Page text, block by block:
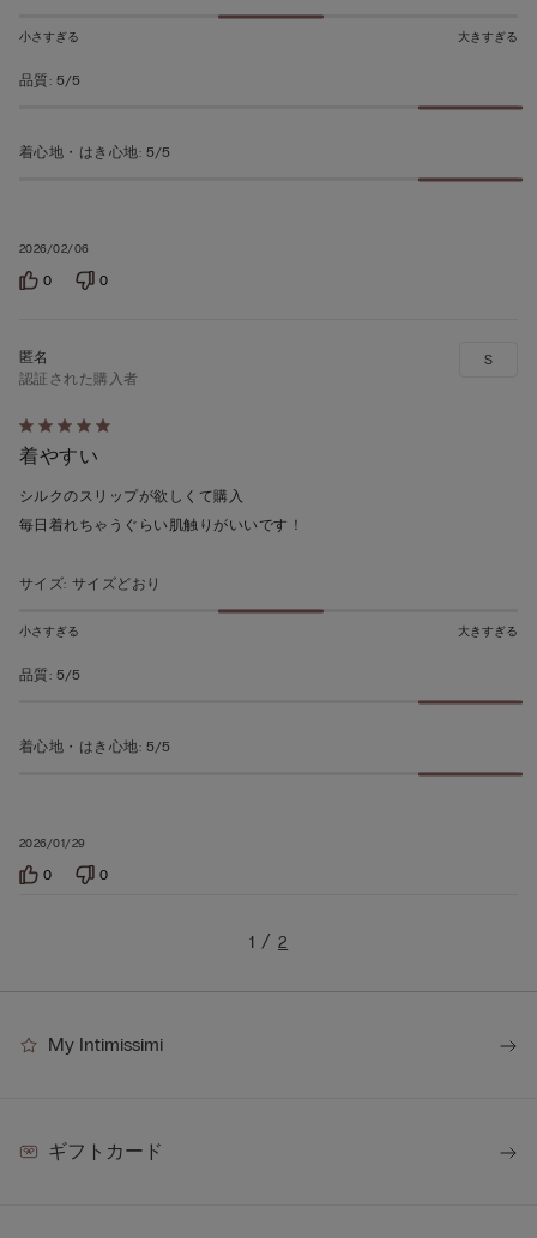
評
2026/02/06
小さすぎる 大きすぎる
品質: 5/5
着心地・はき心地: 5/5
0 0
5
段
階
の
ち
の
2026/01/29
認証された購入者
着やすい
シルクのスリップが欲しくて購入
毎日着れちゃうぐらい肌触りがいいです！
S
サイズ: サイズどおり
小さすぎる 大きすぎる
品質: 5/5
着心地・はき心地: 5/5
0 0
1 2
My Intimissimi
ギフトカード